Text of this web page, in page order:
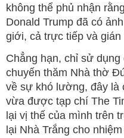
không thể phủ nhận
Donald Trump đã có
giới, cả trực tiếp và gián
Chẳng hạn, chỉ sử
chuyến thăm Nhà thờ
về sự khó lường, đây là
vừa được tạp chí The
lại vị thế của mình trên
lại Nhà Trắng cho